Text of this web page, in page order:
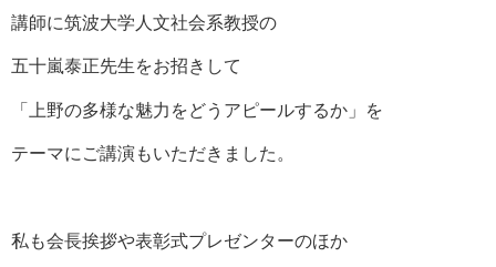
講師に筑波大学人文社会系教授の
五十嵐泰正先生をお招きして
「上野の多様な魅力をどうアピールするか」を
テーマにご講演もいただきました。
私も会長挨拶や表彰式プレゼンターのほか